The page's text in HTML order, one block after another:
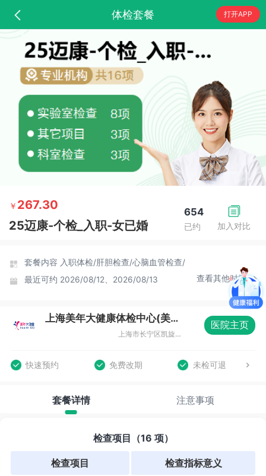
体检套餐 打开APP
加入对比
654
已约
￥ 267.30
25迈康-个检_入职-女已婚
套餐内容 入职体检/肝胆检查/心脑血管检查/
最近可约 2026/08/12、2026/08/13 查看其他时间
上海美年大健康体检中心(美楷分院)
上海市长宁区凯旋路369号B1层08室
医院主页
快速预约 免费改期 未检可退
套餐详情 注意事项
检查项目（16 项）
检查项目 检查指标意义